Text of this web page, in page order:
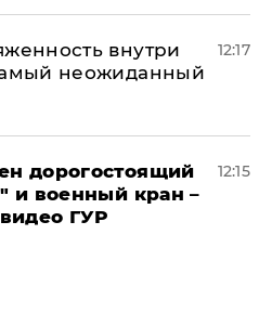
внутри
неожиданный
12:17
дорогостоящий
и военный кран –
ГУР
12:15